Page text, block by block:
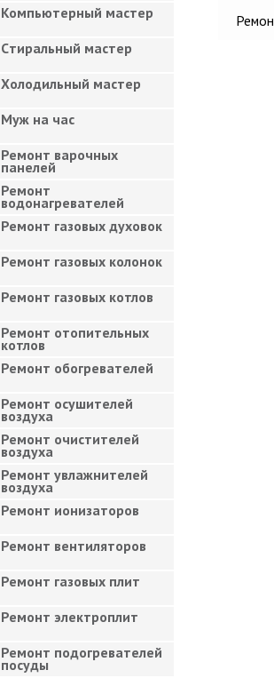
Компьютерный мастер
Cтиральный мастер
Холодильный мастер
Муж на час
Ремонт варочных
панелей
Ремонт
водонагревателей
Ремонт газовых духовок
Ремонт газовых колонок
Ремонт газовых котлов
Ремонт отопительных
котлов
Ремонт обогревателей
Ремонт осушителей
воздуха
Ремонт очистителей
воздуха
Ремонт увлажнителей
воздуха
Ремонт ионизаторов
Ремонт вентиляторов
Ремонт газовых плит
Ремонт электроплит
Ремонт подогревателей
посуды